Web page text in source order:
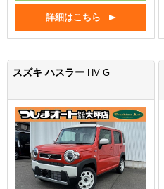
詳細はこちら
スズキ ハスラー HV G